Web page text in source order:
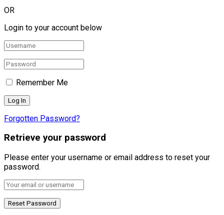
OR
Login to your account below
Remember Me
Forgotten Password?
Retrieve your password
Please enter your username or email address to reset your
password.